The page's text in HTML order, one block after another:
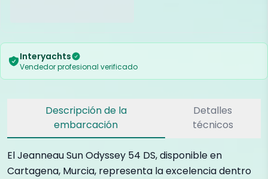
Interyachts
Vendedor profesional verificado
Descripción de la
embarcación
Detalles
técnicos
El Jeanneau Sun Odyssey 54 DS, disponible en
Cartagena, Murcia, representa la excelencia dentro